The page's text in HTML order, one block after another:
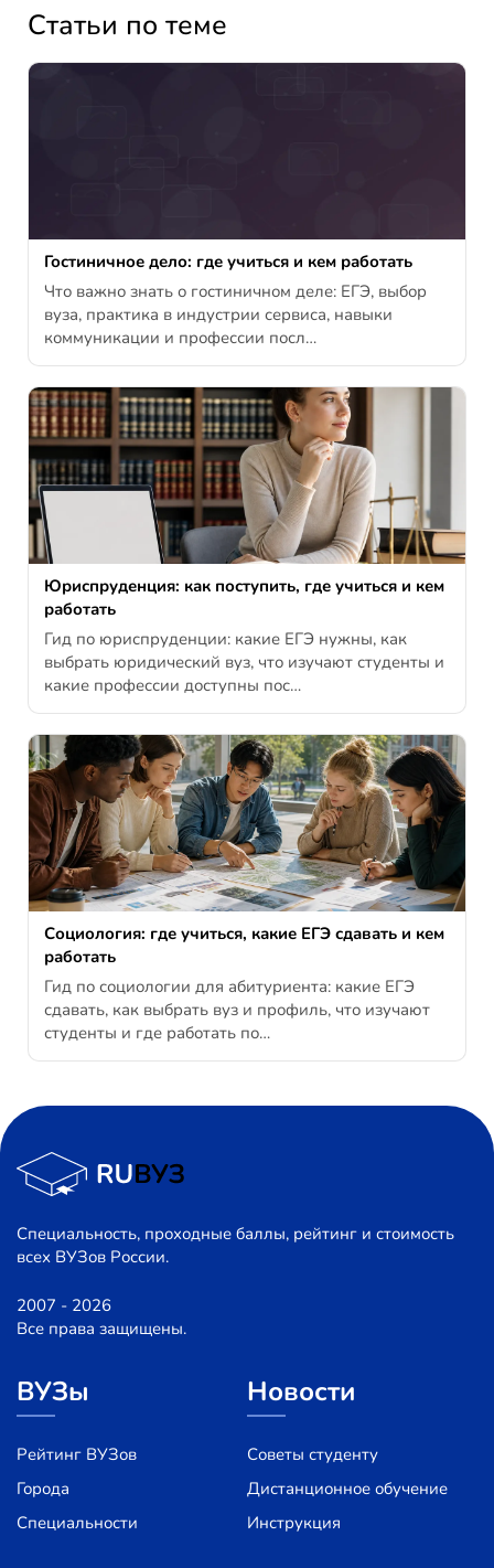
Статьи по теме
Гостиничное дело: где учиться и кем работать
Что важно знать о гостиничном деле: ЕГЭ, выбор
вуза, практика в индустрии сервиса, навыки
коммуникации и профессии посл…
Юриспруденция: как поступить, где учиться и кем
работать
Гид по юриспруденции: какие ЕГЭ нужны, как
выбрать юридический вуз, что изучают студенты и
какие профессии доступны пос…
Социология: где учиться, какие ЕГЭ сдавать и кем
работать
Гид по социологии для абитуриента: какие ЕГЭ
сдавать, как выбрать вуз и профиль, что изучают
студенты и где работать по…
Специальность, проходные баллы, рейтинг и стоимость
всех ВУЗов России.
2007 - 2026
Все права защищены.
ВУЗы
Рейтинг ВУЗов
Города
Специальности
Новости
Советы студенту
Дистанционное обучение
Инструкция